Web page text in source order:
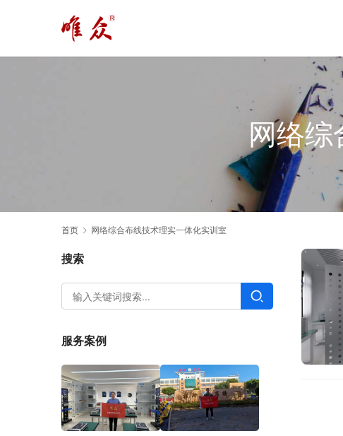
网络
首页 网络综合布线技术理实一体化实训室
搜索
服务案例